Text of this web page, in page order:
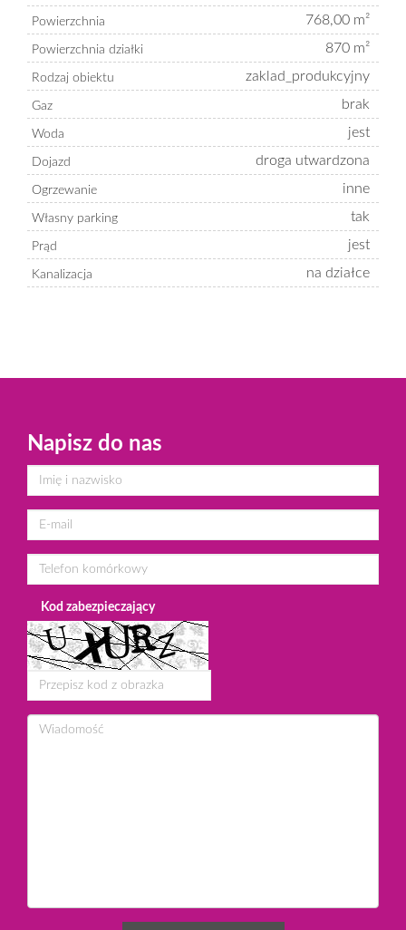
Powierzchnia 768,00 m²
Powierzchnia działki 870 m²
Rodzaj obiektu zaklad_produkcyjny
Gaz brak
Woda jest
Dojazd droga utwardzona
Ogrzewanie inne
Własny parking tak
Prąd jest
Kanalizacja na działce
Napisz do nas
Kod zabezpieczający